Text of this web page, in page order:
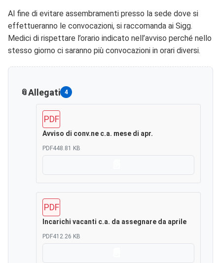
Al fine di evitare assembramenti presso la sede dove si
effettueranno le convocazioni, si raccomanda ai Sigg.
Medici di rispettare l’orario indicato nell’avviso perché nello
stesso giorno ci saranno più convocazioni in orari diversi.
Allegati 4
PDF
Avviso di conv.ne c.a. mese di apr.
PDF448.81 KB
PDF
Incarichi vacanti c.a. da assegnare da aprile
PDF412.26 KB